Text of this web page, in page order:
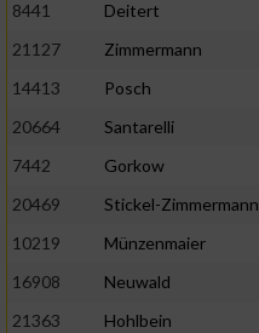
8441 Deitert
21127
Zimmermann
14413
Posch
20664
Santarelli
7442
Gorkow
20469
Stickel-Zimmermann
10219
Münzenmaier
16908
Neuwald
21363
Hohlbein